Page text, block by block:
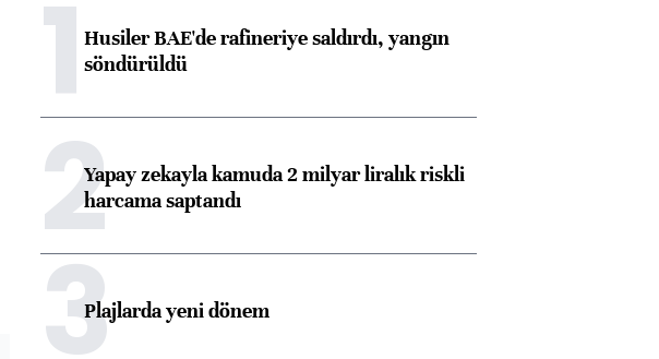
1Husiler BAE'de rafineriye saldırdı, yangın
söndürüldü
2Yapay zekayla kamuda 2 milyar liralık riskli
harcama saptandı
3Plajlarda yeni dönem